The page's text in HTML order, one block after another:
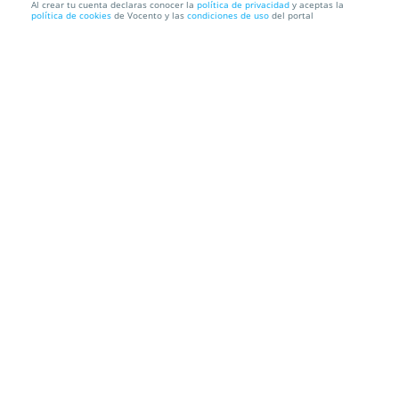
ERREWAY: 2 suscripciones a SUR+ y te invitamos al
Al crear tu cuenta declaras conocer la política de privacidad y aceptas la
política de cookies de Vocento y las condiciones de uso del portal